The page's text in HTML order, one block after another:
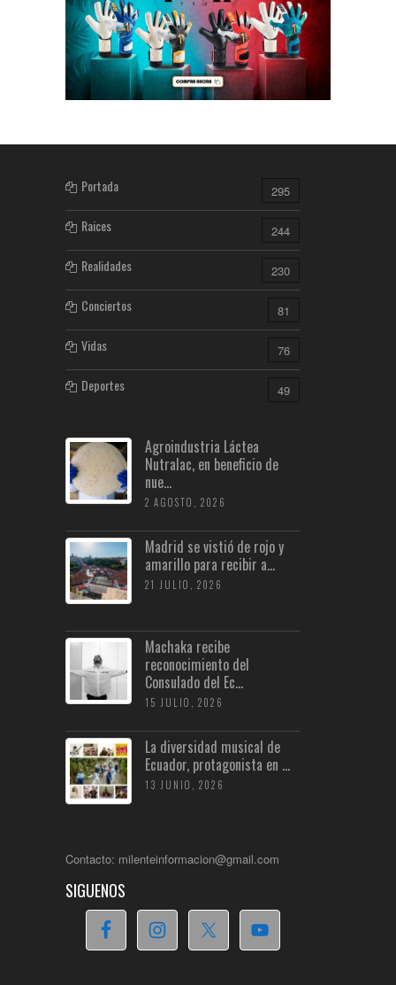
Portada 295
Raices 244
Realidades 230
Conciertos 81
Vidas 76
Deportes 49
Agroindustria Láctea
Nutralac, en beneficio de
nue...
2 AGOSTO, 2026
Madrid se vistió de rojo y
amarillo para recibir a...
21 JULIO, 2026
Machaka recibe
reconocimiento del
Consulado del Ec...
15 JULIO, 2026
La diversidad musical de
Ecuador, protagonista en ...
13 JUNIO, 2026
Contacto: milenteinformacion@gmail.com
SIGUENOS